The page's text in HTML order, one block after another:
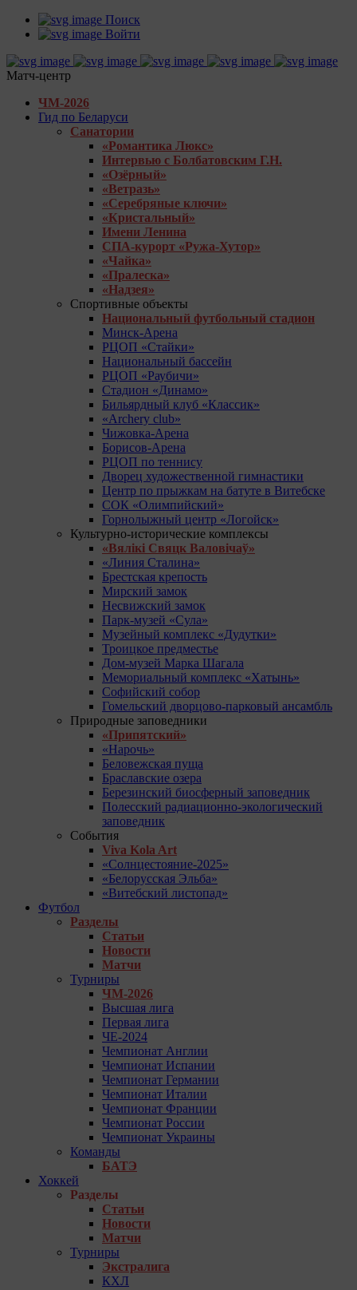
Поиск
Войти
Матч-центр
ЧМ-2026
Гид по Беларуси
Санатории
«Романтика Люкс»
Интервью с Болбатовским Г.Н.
«Озёрный»
«Ветразь»
«Серебряные ключи»
«Кристальный»
Имени Ленина
СПА-курорт «Ружа-Хутор»
«Чайка»
«Пралеска»
«Надзея»
Спортивные объекты
Национальный футбольный стадион
Минск-Арена
РЦОП «Стайки»
Национальный бассейн
РЦОП «Раубичи»
Стадион «Динамо»
Бильярдный клуб «Классик»
«Archery club»
Чижовка-Арена
Борисов-Арена
РЦОП по теннису
Дворец художественной гимнастики
Центр по прыжкам на батуте в Витебске
СОК «Олимпийский»
Горнолыжный центр «Логойск»
Культурно-исторические комплексы
«Вялікі Свяцк Валовічаў»
«Линия Сталина»
Брестская крепость
Мирский замок
Несвижский замок
Парк-музей «Сула»
Музейный комплекс «Дудутки»
Троицкое предместье
Дом-музей Марка Шагала
Мемориальный комплекс «Хатынь»
Софийский собор
Гомельский дворцово-парковый ансамбль
Природные заповедники
«Припятский»
«Нарочь»
Беловежская пуща
Браславские озера
Березинский биосферный заповедник
Полесский радиационно-экологический
заповедник
События
Viva Kola Art
«Солнцестояние-2025»
«Белорусская Эльба»
«Витебский листопад»
Футбол
Разделы
Статьи
Новости
Матчи
Турниры
ЧМ-2026
Высшая лига
Первая лига
ЧЕ-2024
Чемпионат Англии
Чемпионат Испании
Чемпионат Германии
Чемпионат Италии
Чемпионат Франции
Чемпионат России
Чемпионат Украины
Команды
БАТЭ
Хоккей
Разделы
Статьи
Новости
Матчи
Турниры
Экстралига
КХЛ